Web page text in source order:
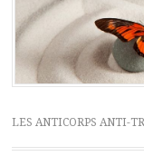
LES ANTICORPS ANTI-